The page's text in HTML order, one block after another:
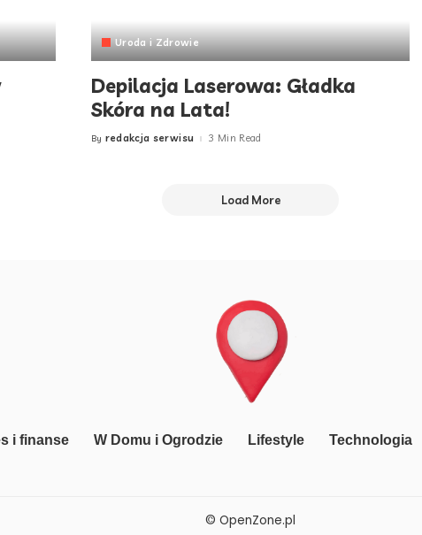
Uroda i Zdrowie
Depilacja Laserowa: Gładka
Skóra na Lata!
Posted
By redakcja serwisu 3 Min Read
Load More
i finanse W Domu i Ogrodzie Lifestyle Technologia
© OpenZone.pl